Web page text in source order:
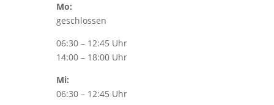
Mo:
geschlossen
06:30 – 12:45 Uhr
14:00 – 18:00 Uhr
Mi:
06:30 – 12:45 Uhr